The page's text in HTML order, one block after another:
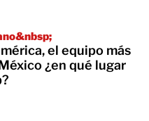
el equipo más
¿en qué lugar